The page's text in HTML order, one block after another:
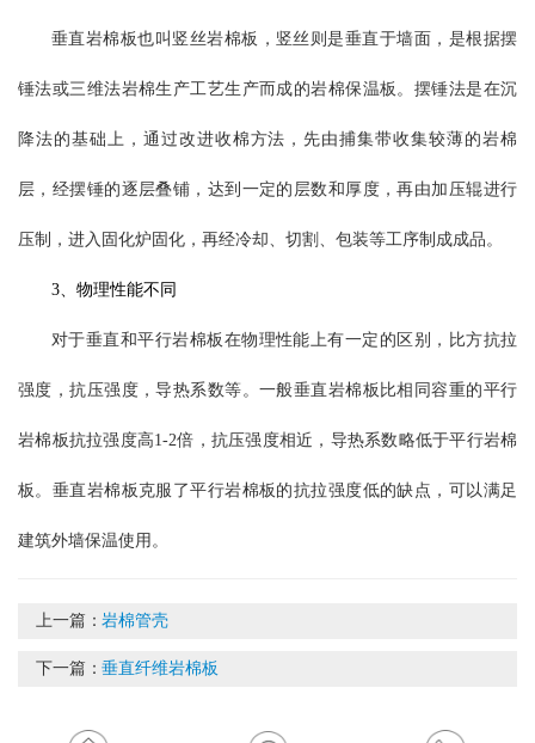
垂直岩棉板也叫竖丝岩棉板，竖丝则是垂直于墙面，是根据摆
锤法或三维法岩棉生产工艺生产而成的岩棉保温板。摆锤法是在沉
降法的基础上，通过改进收棉方法，先由捕集带收集较薄的岩棉
层，经摆锤的逐层叠铺，达到一定的层数和厚度，再由加压辊进行
压制，进入固化炉固化，再经冷却、切割、包装等工序制成成品。
3、物理性能不同
对于垂直和平行岩棉板在物理性能上有一定的区别，比方抗拉
强度，抗压强度，导热系数等。一般垂直岩棉板比相同容重的平行
岩棉板抗拉强度高1-2倍，抗压强度相近，导热系数略低于平行岩棉
板。垂直岩棉板克服了平行岩棉板的抗拉强度低的缺点，可以满足
建筑外墙保温使用。
上一篇：岩棉管壳
下一篇：垂直纤维岩棉板